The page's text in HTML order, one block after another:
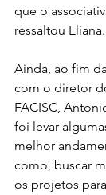
que o
ressaltou Eliana.
Ainda, ao fim
com o diretor
FACISC,
foi levar
melhor
como, buscar
os projetos